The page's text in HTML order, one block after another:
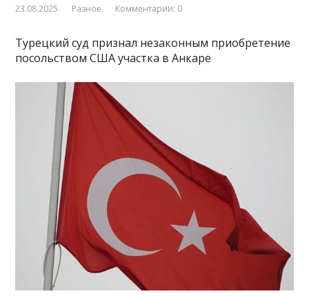
23.08.2025 Разное Комментарии: 0
Турецкий суд признал незаконным приобретение
посольством США участка в Анкаре